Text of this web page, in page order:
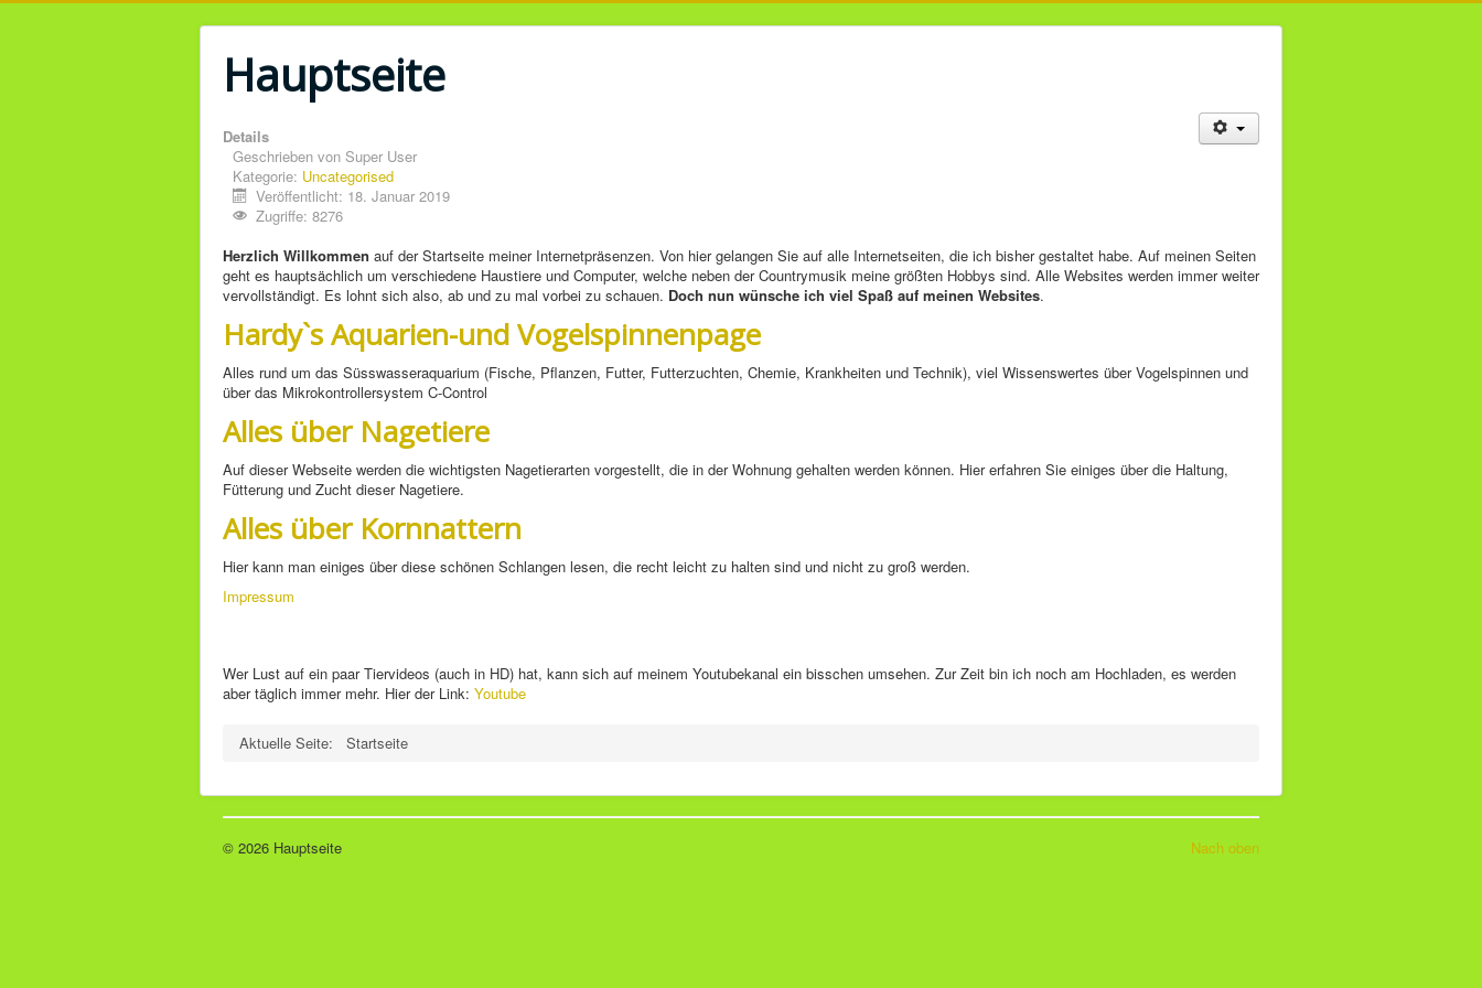
Hauptseite
Details
Geschrieben von Super User
Kategorie: Uncategorised
Veröffentlicht: 18. Januar 2019
Zugriffe: 8276
Herzlich Willkommen auf der Startseite meiner Internetpräsenzen. Von hier gelangen Sie auf alle Internetseiten, die ich bisher gestaltet habe. Auf meinen Seiten
geht es hauptsächlich um verschiedene Haustiere und Computer, welche neben der Countrymusik meine größten Hobbys sind. Alle Websites werden immer weiter
vervollständigt. Es lohnt sich also, ab und zu mal vorbei zu schauen. Doch nun wünsche ich viel Spaß auf meinen Websites.
Hardy`s Aquarien-und Vogelspinnenpage
Alles rund um das Süsswasseraquarium (Fische, Pflanzen, Futter, Futterzuchten, Chemie, Krankheiten und Technik), viel Wissenswertes über Vogelspinnen und
über das Mikrokontrollersystem C-Control
Alles über Nagetiere
Auf dieser Webseite werden die wichtigsten Nagetierarten vorgestellt, die in der Wohnung gehalten werden können. Hier erfahren Sie einiges über die Haltung,
Fütterung und Zucht dieser Nagetiere.
Alles über Kornnattern
Hier kann man einiges über diese schönen Schlangen lesen, die recht leicht zu halten sind und nicht zu groß werden.
Impressum
Wer Lust auf ein paar Tiervideos (auch in HD) hat, kann sich auf meinem Youtubekanal ein bisschen umsehen. Zur Zeit bin ich noch am Hochladen, es werden
aber täglich immer mehr. Hier der Link: Youtube
Aktuelle Seite: Startseite
Nach oben
© 2026 Hauptseite